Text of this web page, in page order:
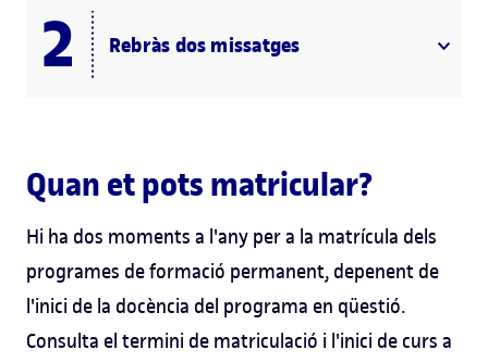
Rebràs dos missatges
Quan et pots matricular?
Hi ha dos moments a l'any per a la matrícula dels
programes de formació permanent, depenent de
l'inici de la docència del programa en qüestió.
Consulta el termini de matriculació i l'inici de curs a